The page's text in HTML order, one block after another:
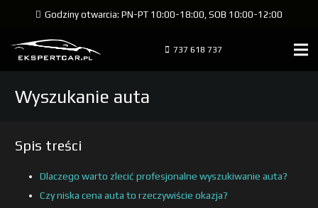
Godziny otwarcia: PN-PT 10:00-18:00, SOB 10:00-12:00
737 618 737
Wyszukanie auta
Spis treści
Dlaczego warto zlecić profesjonalne wyszukiwanie auta?
Czy niska cena auta to rzeczywiście okazja?